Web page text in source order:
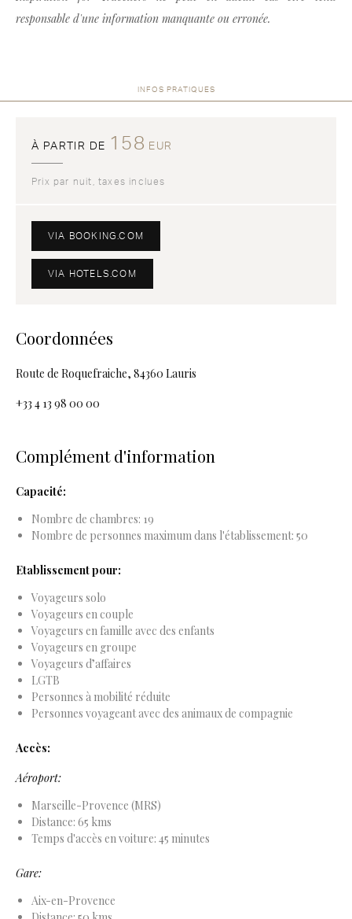
responsable d'une information manquante ou erronée.
INFOS PRATIQUES
À PARTIR DE 158 EUR
Prix par nuit, taxes inclues
VIA BOOKING.COM
VIA HOTELS.COM
Coordonnées
Route de Roquefraiche, 84360 Lauris
+33 4 13 98 00 00
Complément d'information
Capacité:
Nombre de chambres: 19
Nombre de personnes maximum dans l'établissement: 50
Etablissement pour:
Voyageurs solo
Voyageurs en couple
Voyageurs en famille avec des enfants
Voyageurs en groupe
Voyageurs d’affaires
LGTB
Personnes à mobilité réduite
Personnes voyageant avec des animaux de compagnie
Accès:
Aéroport:
Marseille-Provence (MRS)
Distance: 65 kms
Temps d'accès en voiture: 45 minutes
Gare:
Aix-en-Provence